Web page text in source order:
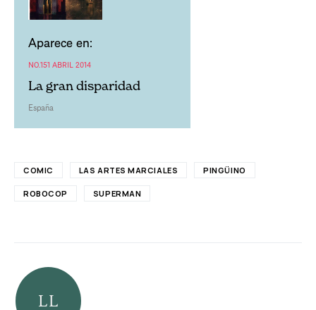
Aparece en:
NO.151 ABRIL 2014
La gran disparidad
España
COMIC LAS ARTES MARCIALES PINGÜINO
ROBOCOP SUPERMAN